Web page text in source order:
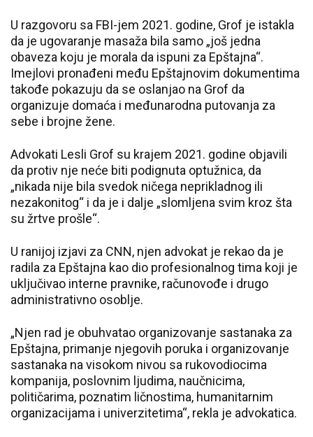
U razgovoru sa FBI-jem 2021. godine, Grof je istakla
da je ugovaranje masaža bila samo „još jedna
obaveza koju je morala da ispuni za Epštajna“.
Imejlovi pronađeni među Epštajnovim dokumentima
takođe pokazuju da se oslanjao na Grof da
organizuje domaća i međunarodna putovanja za
sebe i brojne žene.
Advokati Lesli Grof su krajem 2021. godine objavili
da protiv nje neće biti podignuta optužnica, da
„nikada nije bila svedok ničega neprikladnog ili
nezakonitog“ i da je i dalje „slomljena svim kroz šta
su žrtve prošle“.
U ranijoj izjavi za CNN, njen advokat je rekao da je
radila za Epštajna kao dio profesionalnog tima koji je
uključivao interne pravnike, računovođe i drugo
administrativno osoblje.
„Njen rad je obuhvatao organizovanje sastanaka za
Epštajna, primanje njegovih poruka i organizovanje
sastanaka na visokom nivou sa rukovodiocima
kompanija, poslovnim ljudima, naučnicima,
političarima, poznatim ličnostima, humanitarnim
organizacijama i univerzitetima“, rekla je advokatica.